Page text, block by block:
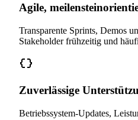
Agile,
Transparente Sprints, Demos
Stakeholder frühzeitig und
Zuverlässige
Betriebssystem-Updates,